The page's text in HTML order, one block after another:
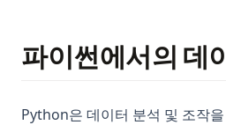
파이썬에서의 데
Python은 데이터 분석 및 조작